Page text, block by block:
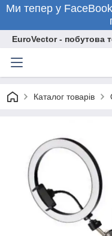
Ми тепер у
EuroVector - побутова
Каталог товарів